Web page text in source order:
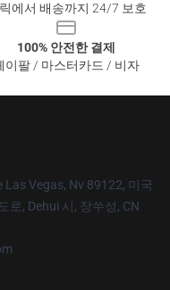
에서 배송까지 24/7 보호
100% 안전한 결제
이팔 / 마스터카드 / 비자
Vegas, Nv 89122, 미국
로, Dehui 시, 장쑤성, CN